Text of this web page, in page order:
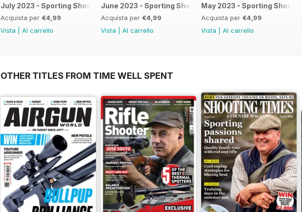
July 2023 - Sporting Shooter
Acquista per €4,99
Vista
Al carrello
June 2023 - Sporting Shooter
Acquista per €4,99
Vista
Al carrello
May 2023 - Sporting Shooter
Acquista per €4,99
Vista
Al carrello
OTHER TITLES FROM TIME WELL SPENT